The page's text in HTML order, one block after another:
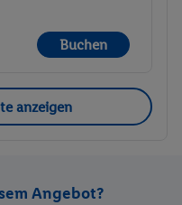
Buchen
anzeigen
Angebot?